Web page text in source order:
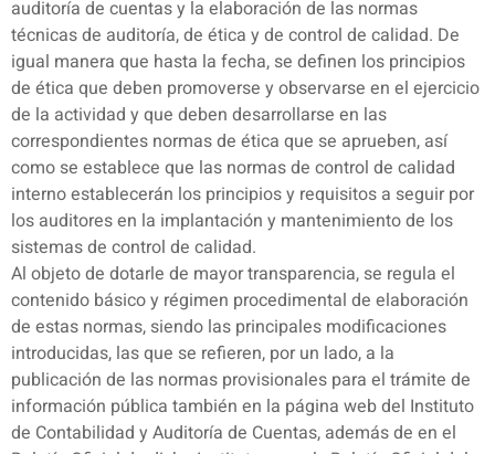
auditoría de cuentas y la elaboración de las normas
técnicas de auditoría, de ética y de control de calidad. De
igual manera que hasta la fecha, se definen los principios
de ética que deben promoverse y observarse en el ejercicio
de la actividad y que deben desarrollarse en las
correspondientes normas de ética que se aprueben, así
como se establece que las normas de control de calidad
interno establecerán los principios y requisitos a seguir por
los auditores en la implantación y mantenimiento de los
sistemas de control de calidad.
Al objeto de dotarle de mayor transparencia, se regula el
contenido básico y régimen procedimental de elaboración
de estas normas, siendo las principales modificaciones
introducidas, las que se refieren, por un lado, a la
publicación de las normas provisionales para el trámite de
información pública también en la página web del Instituto
de Contabilidad y Auditoría de Cuentas, además de en el